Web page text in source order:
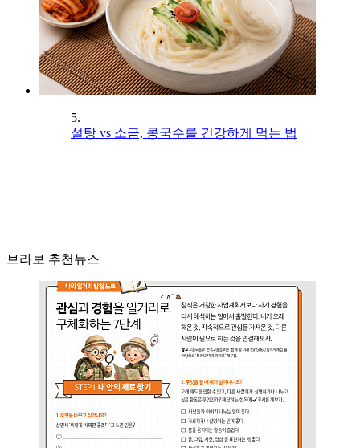
5.
설탕 vs 소금, 콩국수를 건강하게 먹는 법
브라보 추천뉴스